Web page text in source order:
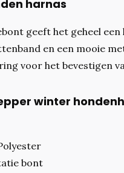
harnas
geeft het geheel
en een mooie
voor het bevestigen
winter
bont